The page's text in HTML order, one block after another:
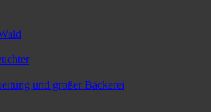
und großer Bäckerei